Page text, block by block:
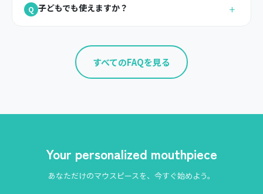
Q 子どもでも使えますか？ +
すべてのFAQを見る
Your personalized mouthpiece
あなただけのマウスピースを、今すぐ始めよう。